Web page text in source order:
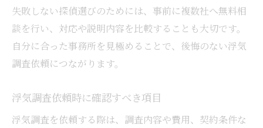
失敗しない探偵選びのためには、事前に複数社へ無料相
談を行い、対応や説明内容を比較することも大切です。
自分に合った事務所を見極めることで、後悔のない浮気
調査依頼につながります。
浮気調査依頼時に確認すべき項目
浮気調査を依頼する際は、調査内容や費用、契約条件な